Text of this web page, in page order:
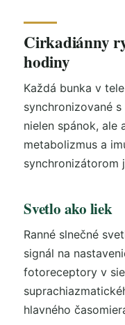
Cirkadiánny
hodiny
Každá bunka v
synchronizované
nielen spánok, ale
metabolizmus a
synchronizátorom
Svetlo ako liek
Ranné slnečné
signál na
fotoreceptory v
hlavného